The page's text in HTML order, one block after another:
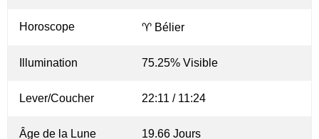
Horoscope ♈ Bélier
Illumination 75.25% Visible
Lever/Coucher 22:11 / 11:24
Âge de la Lune 19.66 Jours